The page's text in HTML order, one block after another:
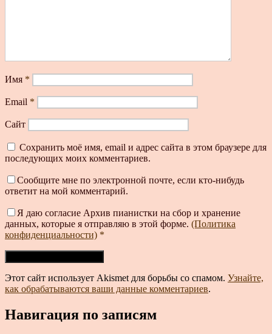
Имя *
Email *
Сайт
Сохранить моё имя, email и адрес сайта в этом браузере для
последующих моих комментариев.
Сообщите мне по электронной почте, если кто-нибудь
ответит на мой комментарий.
Я даю согласие Архив пианистки на сбор и хранение
данных, которые я отправляю в этой форме. (Политика
конфиденциальности) *
Этот сайт использует Akismet для борьбы со спамом. Узнайте,
как обрабатываются ваши данные комментариев.
Навигация по записям